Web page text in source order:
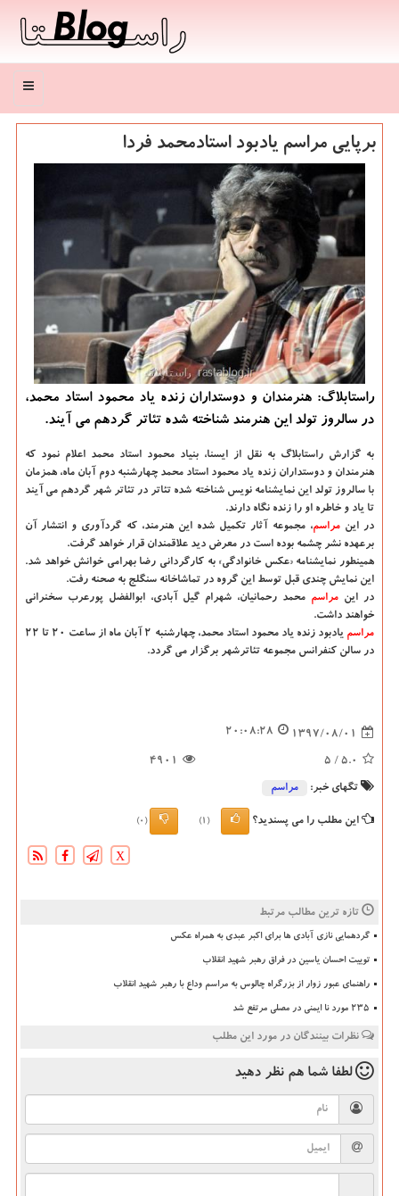
منو
برپایی مراسم یادبود استادمحمد فردا
راستابلاگ: هنرمندان و دوستداران زنده یاد محمود استاد محمد،
در سالروز تولد این هنرمند شناخته شده تئاتر گردهم می آیند.
به گزارش راستابلاگ به نقل از ایسنا، بنیاد محمود استاد محمد اعلام نمود كه
هنرمندان و دوستداران زنده یاد محمود استاد محمد چهارشنبه دوم آبان ماه، همزمان
با سالروز تولد این نمایشنامه نویس شناخته شده تئاتر در تئاتر شهر گردهم می آیند
تا یاد و خاطره او را زنده نگاه دارند.
در اینمراسم، مجموعه آثار تكمیل شده این هنرمند، كه گردآوری و انتشار آن
برعهده نشر چشمه بوده است در معرض دید علاقمندان قرار خواهد گرفت.
همینطور نمایشنامه «عكس خانوادگی» به كارگردانی رضا بهرامی خوانش خواهد شد.
این نمایش چندی قبل توسط این گروه در تماشاخانه سنگلج به صحنه رفت.
در این مراسم محمد رحمانیان، شهرام گیل آبادی، ابوالفضل پورعرب سخنرانی
خواهند داشت.
مراسم
یادبود زنده یاد محمود استاد محمد، چهارشنبه 2 آبان ماه از ساعت 20 تا 22
در سالن كنفرانس مجموعه تئاترشهر برگزار می گردد.
1397/08/01
20:08:28
5.0
/ 5
4901
تگهای خبر: مراسم
این مطلب را می پسندید؟ (1)
(0)
X
تازه ترین مطالب مرتبط
گردهمایی نازی آبادی ها برای اکبر عبدی به همراه عکس
توییت احسان یاسین در فراق رهبر شهید انقلاب
راهنمای عبور زوار از بزرگراه چالوس به مراسم وداع با رهبر شهید انقلاب
235 مورد نا ایمنی در مصلی مرتفع شد
نظرات بینندگان در مورد این مطلب
لطفا شما هم نظر دهید